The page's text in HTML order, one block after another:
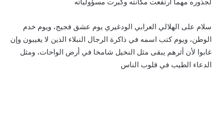
سلام على الهلالي العرابي الودغيري يوم عشق فجيج، ويوم خدم
الوطن، ويوم كتب اسمه في ذاكرة الرجال النبلاء الذين لا يغيبون وإن
غابوا لأن أثرهم يبقى مثل النخيل شامخا في أرض الواحات، ومثل
الدعاء الطيب في قلوب الناس